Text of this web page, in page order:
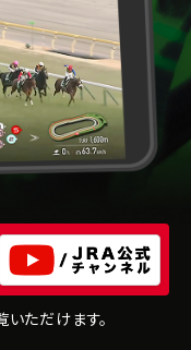
ただけます。